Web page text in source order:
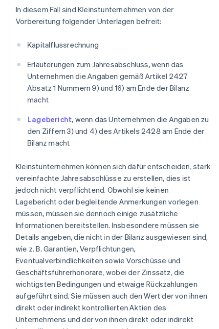
In diesem Fall sind Kleinstunternehmen von der
Vorbereitung folgender Unterlagen befreit:
Kapitalflussrechnung
Erläuterungen zum Jahresabschluss, wenn das
Unternehmen die Angaben gemäß Artikel 2427
Absatz 1 Nummern 9) und 16) am Ende der Bilanz
macht
Lagebericht, wenn das Unternehmen die Angaben zu
den Ziffern 3) und 4) des Artikels 2428 am Ende der
Bilanz macht
Kleinstunternehmen können sich dafür entscheiden, stark
vereinfachte Jahresabschlüsse zu erstellen, dies ist
jedoch nicht verpflichtend. Obwohl sie keinen
Lagebericht oder begleitende Anmerkungen vorlegen
müssen, müssen sie dennoch einige zusätzliche
Informationen bereitstellen. Insbesondere müssen sie
Details angeben, die nicht in der Bilanz ausgewiesen sind,
wie z. B. Garantien, Verpflichtungen,
Eventualverbindlichkeiten sowie Vorschüsse und
Geschäftsführerhonorare, wobei der Zinssatz, die
wichtigsten Bedingungen und etwaige Rückzahlungen
aufgeführt sind. Sie müssen auch den Wert der von ihnen
direkt oder indirekt kontrollierten Aktien des
Unternehmens und der von ihnen direkt oder indirekt